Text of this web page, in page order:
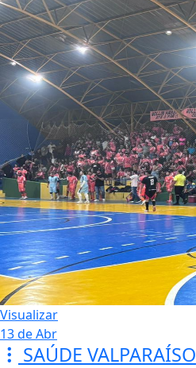
Visualizar
13 de Abr
SAÚDE VALPARAÍSO